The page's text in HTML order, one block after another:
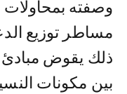
وصفته بمحاولات
مساطر توزيع
ذلك يقوض مبادئ
بين مكونات